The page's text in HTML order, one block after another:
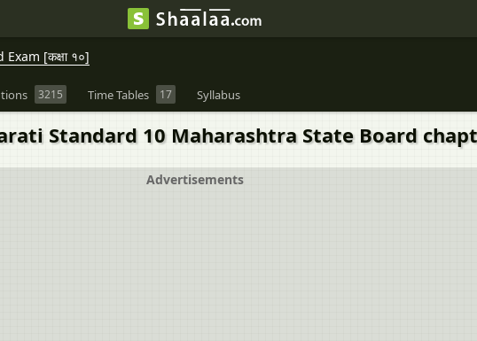
[कक्षा १०]
3215 Time Tables 17 Syllabus
Standard 10 Maharashtra State Board
Advertisements